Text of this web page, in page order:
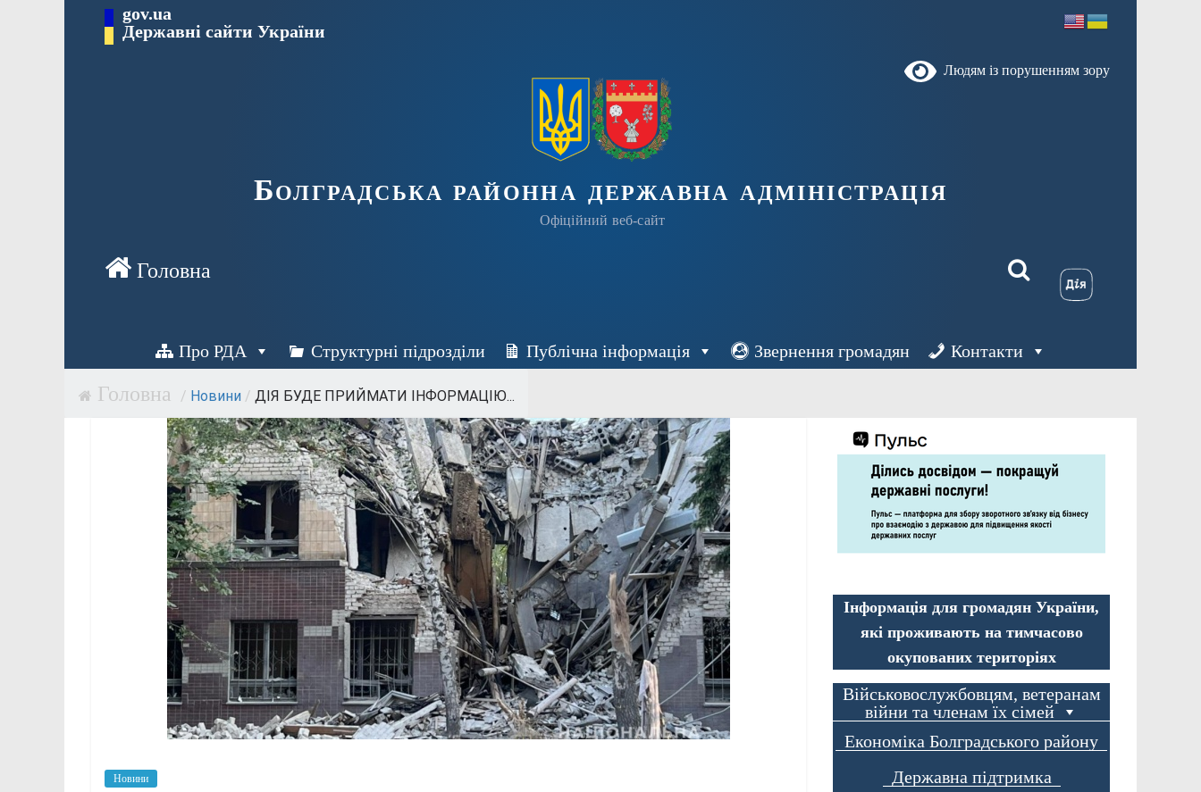
Перейти gov.ua
Державні сайти України
Людям із порушенням зору
Болградська районна державна адміністрація
Офіційний веб-сайт
Про РДА Структурні підрозділи Публічна інформація Звернення громадян Контакти
/ Новини / ДІЯ БУДЕ ПРИЙМАТИ ІНФОРМАЦІЮ...
Новини
Інформація для громадян України,
які проживають на тимчасово
окупованих територіях
Військовослужбовцям, ветеранам
війни та членам їх сімей
Економіка Болградського району
Державна підтримка